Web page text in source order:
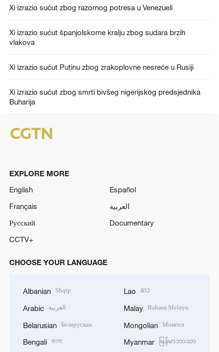
Xi izrazio sućut zbog razornog potresa u Venezueli
Xi izrazio sućut španjolskome kralju zbog sudara brzih
vlakova
Xi izrazio sućut Putinu zbog zrakoplovne nesreće u Rusiji
Xi izrazio sućut zbog smrti bivšeg nigerijskog predsjednika
Buharija
EXPLORE MORE
English
Español
Français
العربية
Русский
Documentary
CCTV+
CHOOSE YOUR LANGUAGE
Albanian Shqip
Arabic العربية
Belarusian Беларуская
Bengali বাংলা
Lao ລາວ
Malay Bahasa Melayu
Mongolian Монгол
Myanmar မြန်မာဘာသာ